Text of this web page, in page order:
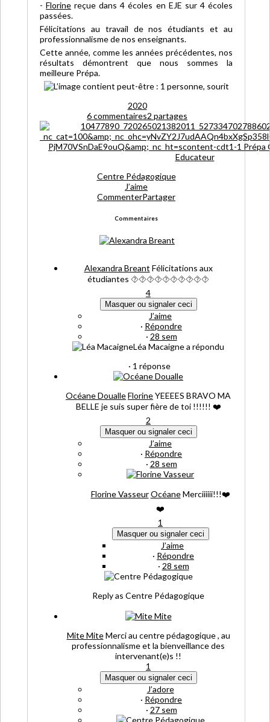
- Florine reçue dans 4 écoles en EJE sur 4 écoles
passées.
Félicitations au travail de nos étudiants et au
professionnalisme de nos enseignants.
Cette année, comme les années précédentes, nos
résultats démontrent que nous sommes la
meilleure Prépa.
2020
6 commentaires2 partages
Centre Pédagogique
J’aime
CommenterPartager
Commentaires
Alexandra Breant Félicitations aux
étudiantes ⯑⯑⯑⯑⯑⯑⯑⯑⯑⯑
4
Masquer ou signaler ceci
J’aime
· Répondre
· 28 sem
Léa Macaigne a répondu
· 1 réponse
Océane DoualleFlorineYEEEES BRAVO MA
BELLE je suis super fière de toi !!!!!! ❤️
2
Masquer ou signaler ceci
J’aime
· Répondre
· 28 sem
Florine Vasseur OcéaneMerciiiiii!!!❤️
❤️
1
Masquer ou signaler ceci
J’aime
· Répondre
· 28 sem
Reply as Centre Pédagogique
Mite Mite Merci au centre pédagogique , au
professionnalisme et la bienveillance des
intervenant(e)s !!
1
Masquer ou signaler ceci
J’adore
· Répondre
· 27 sem